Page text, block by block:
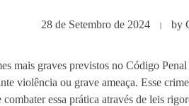
28 de Setembro de 2024 by
mais graves previstos no Código
violência ou grave ameaça. Esse
essa prática através de leis